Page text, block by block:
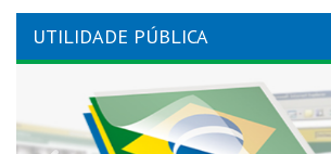
UTILIDADE PÚBLICA